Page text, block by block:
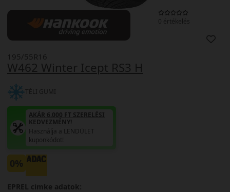
0 értékelés
W462 Winter Icept RS3 H
195/55R16
TÉLI GUMI
AKÁR 6.000 FT SZERELÉSI
KEDVEZMÉNY!
Használja a LENDÜLET
kuponkódot!
0%
EPREL cimke adatok: